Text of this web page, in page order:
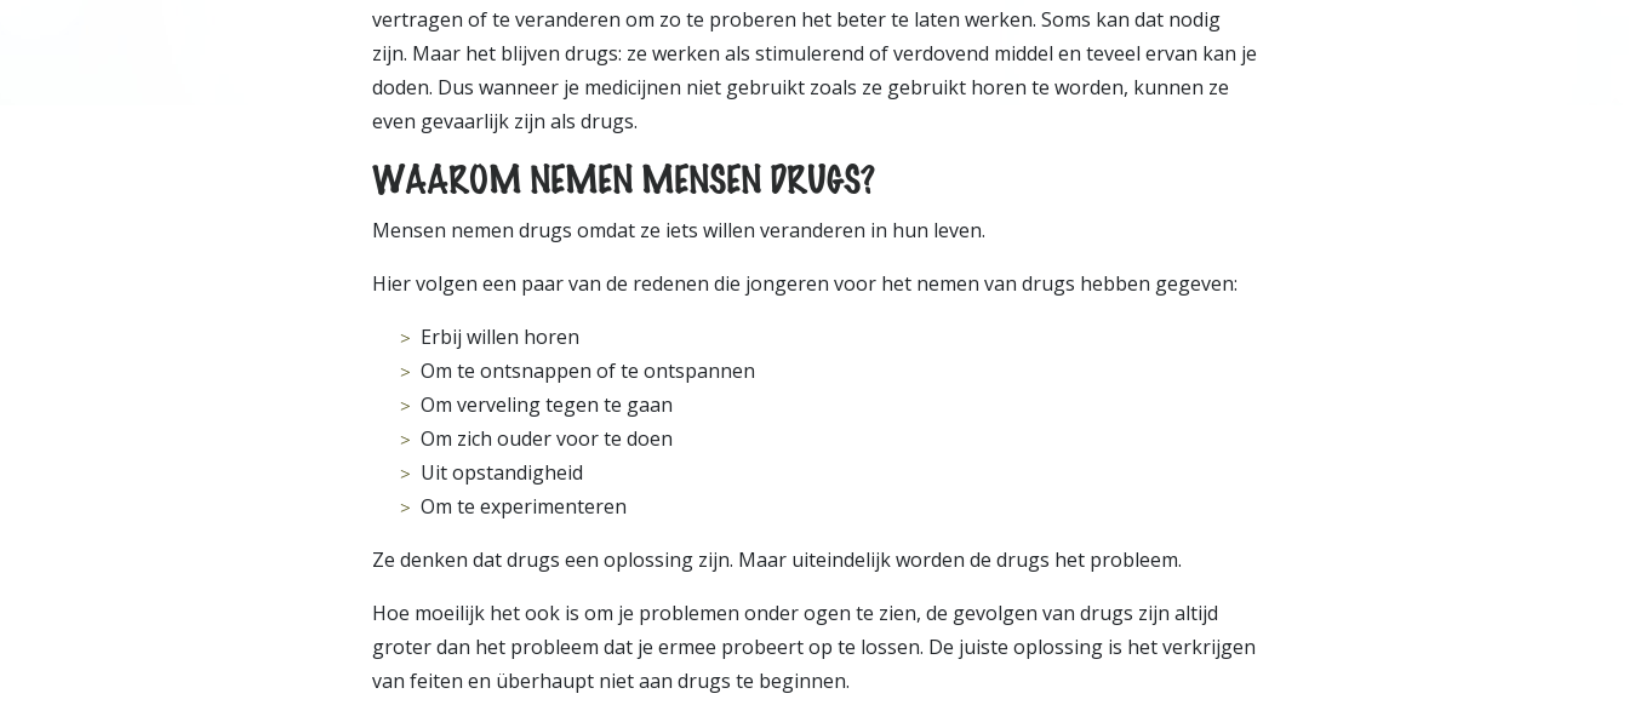
vertragen of te veranderen om zo te proberen het beter te laten werken. Soms kan dat nodig
zijn. Maar het blijven drugs: ze werken als stimulerend of verdovend middel en teveel ervan kan je
doden. Dus wanneer je medicijnen niet gebruikt zoals ze gebruikt horen te worden, kunnen ze
even gevaarlijk zijn als drugs.
WAAROM NEMEN MENSEN DRUGS?
Mensen nemen drugs omdat ze iets willen veranderen in hun leven.
Hier volgen een paar van de redenen die jongeren voor het nemen van drugs hebben gegeven:
Erbij willen horen
Om te ontsnappen of te ontspannen
Om verveling tegen te gaan
Om zich ouder voor te doen
Uit opstandigheid
Om te experimenteren
Ze denken dat drugs een oplossing zijn. Maar uiteindelijk worden de drugs het probleem.
Hoe moeilijk het ook is om je problemen onder ogen te zien, de gevolgen van drugs zijn altijd
groter dan het probleem dat je ermee probeert op te lossen. De juiste oplossing is het verkrijgen
van feiten en überhaupt niet aan drugs te beginnen.